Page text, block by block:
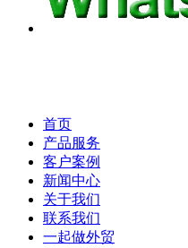
首页
产品服务
客户案例
新闻中心
关于我们
联系我们
一起做外贸